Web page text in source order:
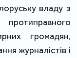
владу з
громадян,
журналістів і